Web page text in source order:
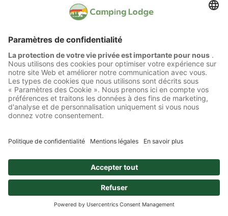
expresse et complète des CCG de l'Exploitant.
17. Droit applicable/ For juridique
Tous les contrats, réservations, accords complémentaires
éventuels et toutes les conditions générales sont régis
exclusivement par le droit suisse. Le lieu d'exécution et de
paiement est le siège de l'Exploitant.
Pour tout litige éventuel découlant du présent contrat, le
for juridique est celui du siège de l'Exploitant, à moins
qu'il n'existe un autre for juridique légalement impératif.
en allemand. En cas de questions d'interprétation entre
les versions en différentes langues des présentes
conditions générales, la version allemande fait foi.
Valable à compter du 1er janvier 2024